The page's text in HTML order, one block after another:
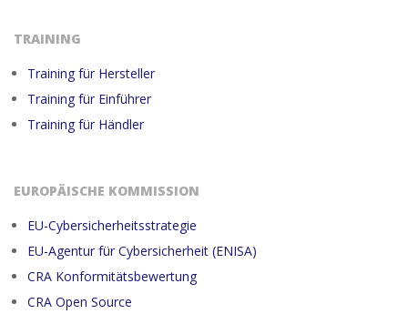
TRAINING
Training für Hersteller
Training für Einführer
Training für Händler
EUROPÄISCHE KOMMISSION
EU-Cybersicherheitsstrategie
EU-Agentur für Cybersicherheit (ENISA)
CRA Konformitätsbewertung
CRA Open Source